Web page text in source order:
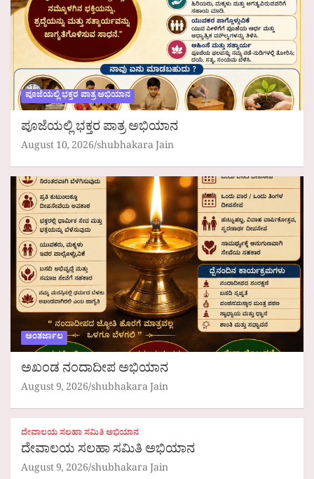
ಪೂಜೆಯಲ್ಲಿ ಭಕ್ತರ ಪಾತ್ರ ಅಭಿಯಾನ
ಪೂಜೆಯಲ್ಲಿ ಭಕ್ತರ ಪಾತ್ರ ಅಭಿಯಾನ
August 10, 2026 shubhakara Jain
ಅಂತರ್ಜಾಲ
ಅಖಂಡ ನಂದಾದೀಪ ಅಭಿಯಾನ
August 9, 2026 shubhakara Jain
ದೇವಾಲಯ ಸಲಹಾ ಸಮಿತಿ ಅಭಿಯಾನ
ದೇವಾಲಯ ಸಲಹಾ ಸಮಿತಿ ಅಭಿಯಾನ
August 9, 2026 shubhakara Jain